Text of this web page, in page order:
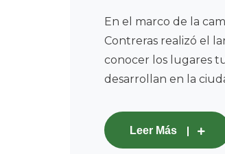
En el marco de la
Contreras realizó el
conocer los lugares
desarrollan en la
Leer Más